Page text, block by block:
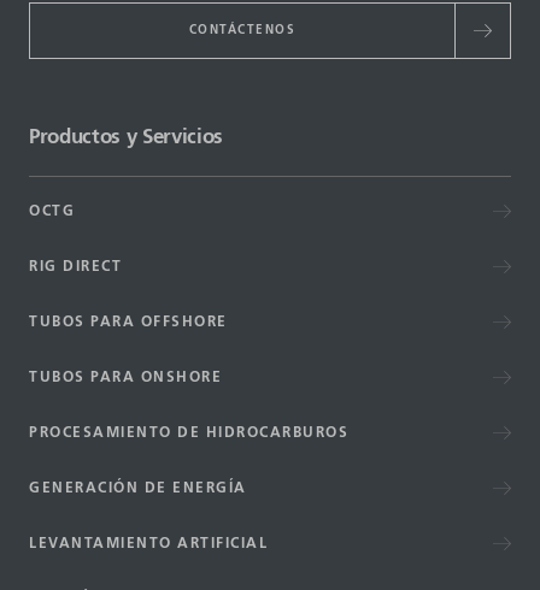
CONTÁCTENOS
Productos y Servicios
OCTG
RIG DIRECT
TUBOS PARA OFFSHORE
TUBOS PARA ONSHORE
PROCESAMIENTO DE HIDROCARBUROS
GENERACIÓN DE ENERGÍA
LEVANTAMIENTO ARTIFICIAL